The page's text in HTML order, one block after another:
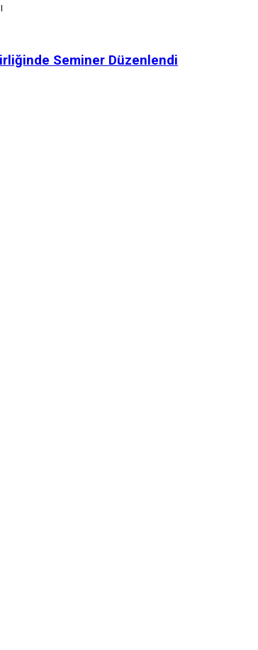
Seminer Düzenlendi